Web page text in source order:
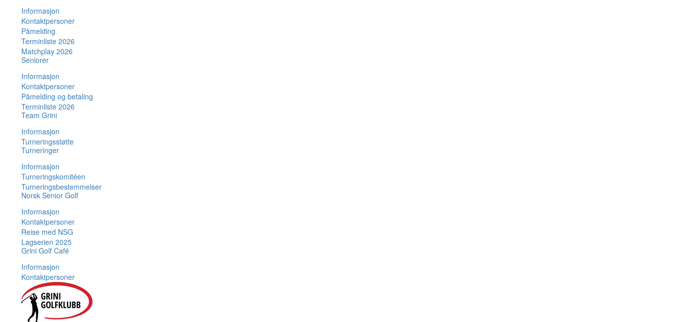
Informasjon
Kontaktpersoner
Påmelding
Terminliste 2026
Matchplay 2026
Seniorer
Informasjon
Kontaktpersoner
Påmelding og betaling
Terminliste 2026
Team Grini
Informasjon
Turneringsstøtte
Turneringer
Informasjon
Turneringskomitéen
Turneringsbestemmelser
Norsk Senior Golf
Informasjon
Kontaktpersoner
Reise med NSG
Lagserien 2025
Grini Golf Café
Informasjon
Kontaktpersoner